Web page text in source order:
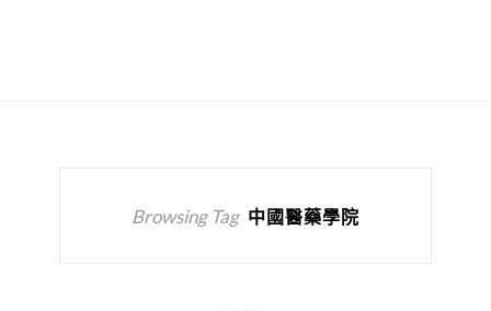
Browsing Tag 中國醫藥學院